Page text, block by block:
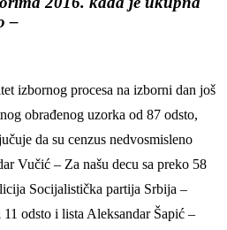
–
izbornog procesa na izborni dan još
obrađenog uzorka od 87 odsto,
da su cenzus nedvosmisleno
Vučić – Za našu decu sa preko 58
Socijalistička partija Srbija –
odsto i lista Aleksandar Šapić –